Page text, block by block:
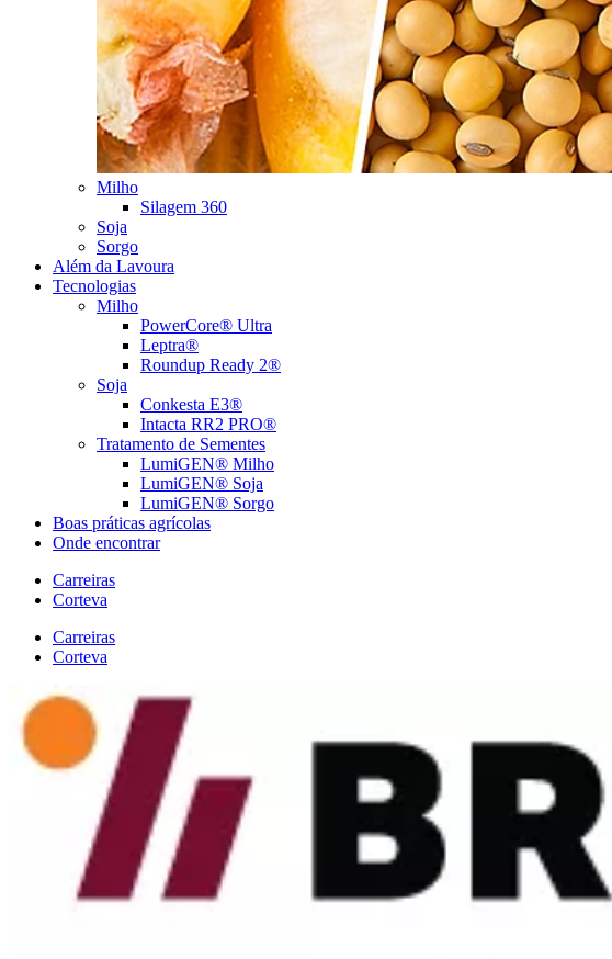
Milho
Silagem 360
Soja
Sorgo
Além da Lavoura
Tecnologias
Milho
PowerCore® Ultra
Leptra®
Roundup Ready 2®
Soja
Conkesta E3®
Intacta RR2 PRO®
Tratamento de Sementes
LumiGEN® Milho
LumiGEN® Soja
LumiGEN® Sorgo
Boas práticas agrícolas
Onde encontrar
Carreiras
Corteva
Carreiras
Corteva